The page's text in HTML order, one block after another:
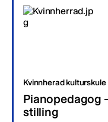
Kvinnherad kulturskule
Pianopedagog
stilling